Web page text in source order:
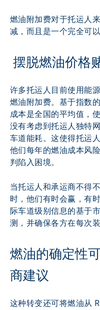
燃油附加费对于托运人
减，而且是一个完全可
摆脱燃油价格
许多托运人目前使用能
燃油附加费。基于指数
成本是全国的平均值，
没有考虑到托运人独特
车道能耗。这使得托运
他们每年的燃油成本风
判陷入困境。
当托运人和承运商不得
时，他们有时会赢，有
际车道级别信息的基于
测，并确保各方在每次
燃油的确定性
商建议
这种转变还可将燃油从